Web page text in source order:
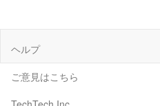
ヘルプ
ご意見はこちら